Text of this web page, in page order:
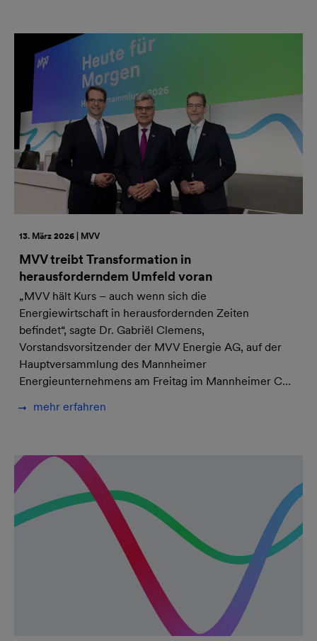
13. März 2026 | MVV
MVV treibt Transformation in
herausforderndem Umfeld voran
„MVV hält Kurs – auch wenn sich die
Energiewirtschaft in herausfordernden Zeiten
befindet“, sagte Dr. Gabriël Clemens,
Vorstandsvorsitzender der MVV Energie AG, auf der
Hauptversammlung des Mannheimer
Energieunternehmens am Freitag im Mannheimer C…
mehr erfahren